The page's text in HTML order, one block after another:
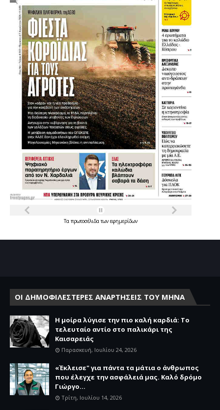
Τα πρωτοσέλιδατων εφημερίδων
ΟΙ ΔΗΜΟΦΙΛΕΣΤΕΡΕΣ ΑΝΑΡΤΗΣΕΙΣ ΤΟΥ ΜΗΝΑ
Η μοίρα λύγισε την πιο καλή καρδιά: Το
τελευταίο αντίο στο παλικάρι της
Καισαρειάς
Παρασκευή, Ιουλίου 24, 2026
«Έκλεισε" για πάντα τα μάτια ο άνθρωπος
που έλεγχε την ασφάλειά μας. Καλό δρόμο
Γιώργο...
Τρίτη, Ιουλίου 14, 2026